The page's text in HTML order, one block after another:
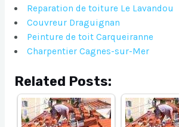
Reparation de toiture Le Lavandou
Couvreur Draguignan
Peinture de toit Carqueiranne
Charpentier Cagnes-sur-Mer
Related Posts: